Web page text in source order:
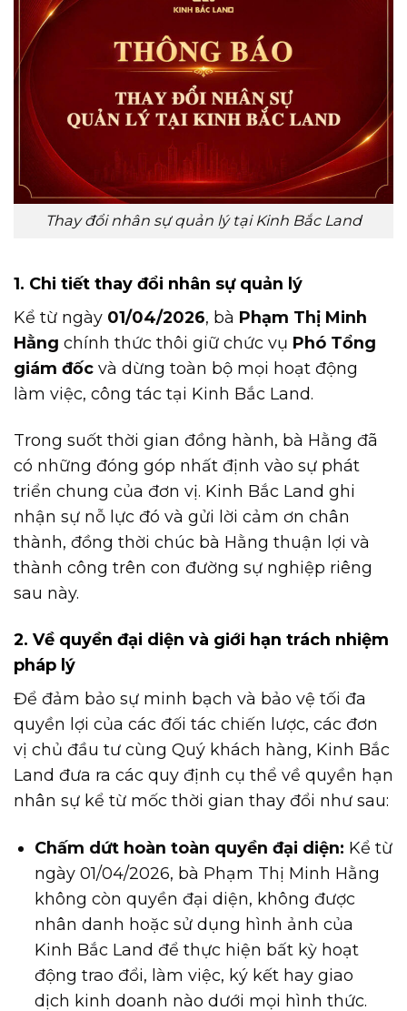
Thay đổi nhân sự quản lý tại Kinh Bắc Land
1. Chi tiết thay đổi nhân sự quản lý
Kể từ ngày 01/04/2026, bà Phạm Thị Minh
Hằng chính thức thôi giữ chức vụ Phó Tổng
giám đốc và dừng toàn bộ mọi hoạt động
làm việc, công tác tại Kinh Bắc Land.
Trong suốt thời gian đồng hành, bà Hằng đã
có những đóng góp nhất định vào sự phát
triển chung của đơn vị. Kinh Bắc Land ghi
nhận sự nỗ lực đó và gửi lời cảm ơn chân
thành, đồng thời chúc bà Hằng thuận lợi và
thành công trên con đường sự nghiệp riêng
sau này.
2. Về quyền đại diện và giới hạn trách nhiệm
pháp lý
Để đảm bảo sự minh bạch và bảo vệ tối đa
quyền lợi của các đối tác chiến lược, các đơn
vị chủ đầu tư cùng Quý khách hàng, Kinh Bắc
Land đưa ra các quy định cụ thể về quyền hạn
nhân sự kể từ mốc thời gian thay đổi như sau:
Chấm dứt hoàn toàn quyền đại diện: Kể từ
ngày 01/04/2026, bà Phạm Thị Minh Hằng
không còn quyền đại diện, không được
nhân danh hoặc sử dụng hình ảnh của
Kinh Bắc Land để thực hiện bất kỳ hoạt
động trao đổi, làm việc, ký kết hay giao
dịch kinh doanh nào dưới mọi hình thức.